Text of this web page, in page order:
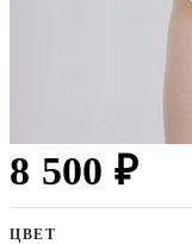
8 500 ₽
ЦВЕТ